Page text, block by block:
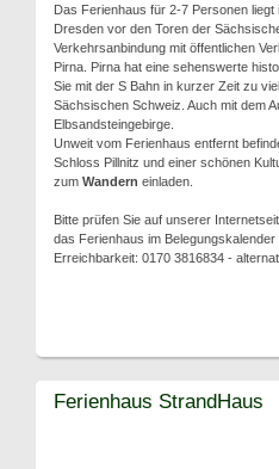
Das Ferienhaus für 2-7 Personen
Dresden vor den Toren der
Verkehrsanbindung mit öffentlichen
Pirna. Pirna hat eine sehenswerte
Sie mit der S Bahn in kurzer Zeit zu
Sächsischen Schweiz. Auch mit dem
Elbsandsteingebirge.
Unweit vom Ferienhaus entfernt
Schloss Pillnitz und einer schönen
zum Wandern einladen.
Bitte prüfen Sie auf unserer
das Ferienhaus im Belegungskalender
Erreichbarkeit: 0170 3816834 -
Ferienhaus StrandHaus